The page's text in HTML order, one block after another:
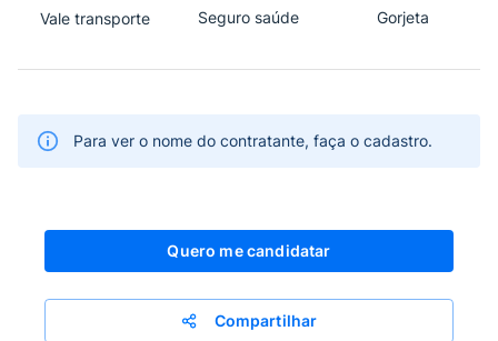
Vale transporte Seguro saúde Gorjeta
Para ver o nome do contratante, faça o cadastro.
Quero me candidatar
Compartilhar